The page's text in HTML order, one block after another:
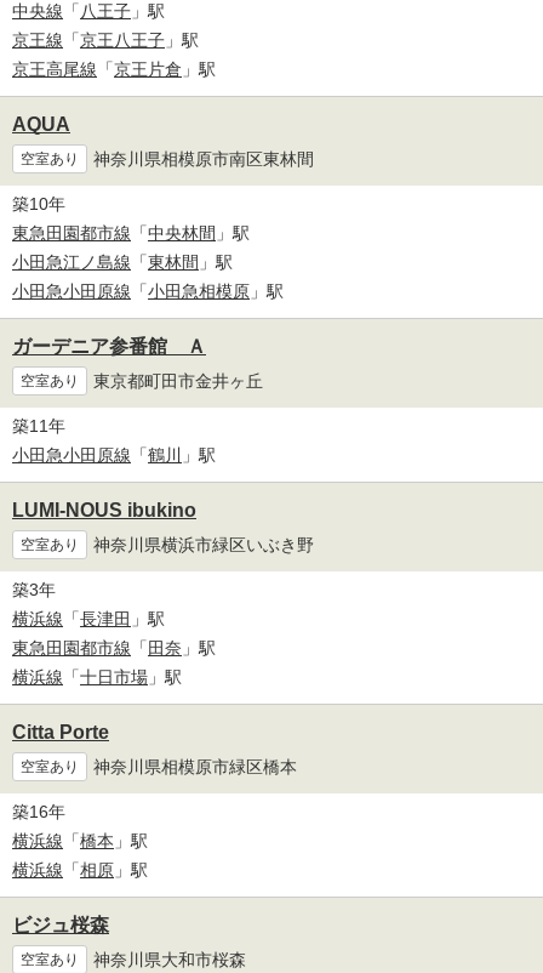
中央線 「 八王子 」駅
京王線 「京王八王子 」駅
京王高尾線 「京王片倉 」駅
AQUA
空室あり 神奈川県相模原市南区東林間
築10年
東急田園都市線 「中央林間 」駅
小田急江ノ島線 「東林間 」駅
小田急小田原線 「小田急相模原 」駅
ガーデニア参番館 Ａ
空室あり 東京都町田市金井ヶ丘
築11年
小田急小田原線 「鶴川 」駅
LUMI-NOUS ibukino
空室あり 神奈川県横浜市緑区いぶき野
築3年
横浜線 「長津田 」駅
東急田園都市線 「 田奈 」駅
横浜線 「十日市場 」駅
Citta Porte
空室あり 神奈川県相模原市緑区橋本
築16年
横浜線 「橋本 」駅
横浜線 「相原 」駅
ビジュ桜森
空室あり 神奈川県大和市桜森